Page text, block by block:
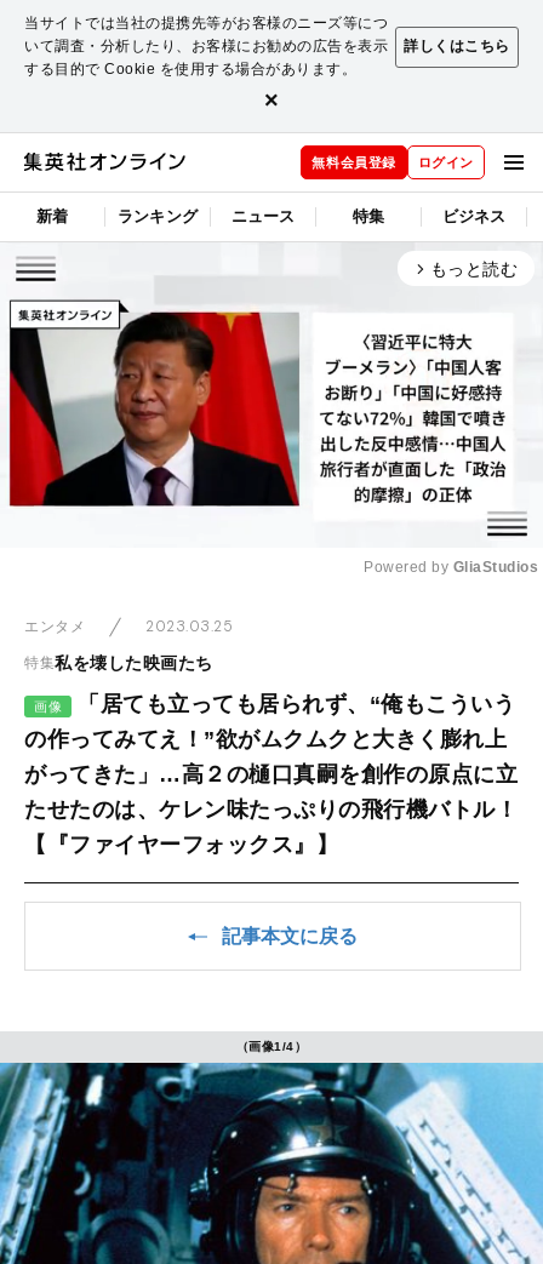
当サイトでは当社の提携先等がお客様のニーズ等につ
いて調査・分析したり、お客様にお勧めの広告を表示
する目的で Cookie を使用する場合があります。
詳しくはこちら
×
無料会員登録 ログイン
新着 ランキング ニュース 特集 ビジネス
arrow_forward_ios もっと読む
Powered by GliaStudios
エンタメ 2023.03.25
特集私を壊した映画たち
画像
「居ても立っても居られず、“俺もこういう
の作ってみてえ！”欲がムクムクと大きく膨れ上
がってきた」…高２の樋口真嗣を創作の原点に立
たせたのは、ケレン味たっぷりの飛行機バトル！
【『ファイヤーフォックス』】
記事本文に戻る
（画像1/4）